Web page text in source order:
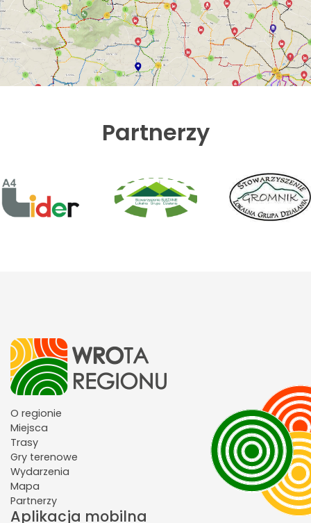
Partnerzy
O regionie
Miejsca
Trasy
Gry terenowe
Wydarzenia
Mapa
Partnerzy
Aplikacja mobilna